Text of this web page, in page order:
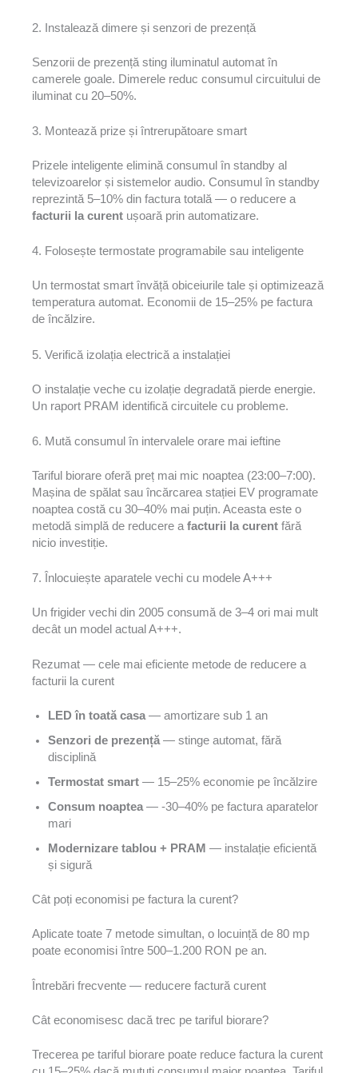
2. Instalează dimere și senzori de prezență
Senzorii de prezență sting iluminatul automat în
camerele goale. Dimerele reduc consumul circuitului de
iluminat cu 20–50%.
3. Montează prize și întrerupătoare smart
Prizele inteligente elimină consumul în standby al
televizoarelor și sistemelor audio. Consumul în standby
reprezintă 5–10% din factura totală — o reducere a
facturii la curent ușoară prin automatizare.
4. Folosește termostate programabile sau inteligente
Un termostat smart învăță obiceiurile tale și optimizează
temperatura automat. Economii de 15–25% pe factura
de încălzire.
5. Verifică izolația electrică a instalației
O instalație veche cu izolație degradată pierde energie.
Un raport PRAM identifică circuitele cu probleme.
6. Mută consumul în intervalele orare mai ieftine
Tariful biorare oferă preț mai mic noaptea (23:00–7:00).
Mașina de spălat sau încărcarea stației EV programate
noaptea costă cu 30–40% mai puțin. Aceasta este o
metodă simplă de reducere a facturii la curent fără
nicio investiție.
7. Înlocuiește aparatele vechi cu modele A+++
Un frigider vechi din 2005 consumă de 3–4 ori mai mult
decât un model actual A+++.
Rezumat — cele mai eficiente metode de reducere a
facturii la curent
LED în toată casa — amortizare sub 1 an
Senzori de prezență — stinge automat, fără
disciplină
Termostat smart — 15–25% economie pe încălzire
Consum noaptea — -30–40% pe factura aparatelor
mari
Modernizare tablou + PRAM — instalație eficientă
și sigură
Cât poți economisi pe factura la curent?
Aplicate toate 7 metode simultan, o locuință de 80 mp
poate economisi între 500–1.200 RON pe an.
Întrebări frecvente — reducere factură curent
Cât economisesc dacă trec pe tariful biorare?
Trecerea pe tariful biorare poate reduce factura la curent